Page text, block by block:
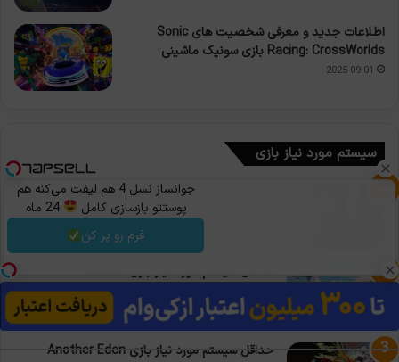
اطلاعات جدید و معرفی شخصیت های Sonic
Racing: CrossWorlds بازی سونیک ماشینی
2025-09-01
سیستم مورد نیاز بازی
حداقل سیستم مورد نیاز بازی Aphelion
حداقل سیستم مورد نیاز بازی Another Eden
جوانساز نسل 4 هم لیفت می‌کنه هم
پوستتو بازسازی کامل
24 ماه
ماندگاری
فرم رو پر کن